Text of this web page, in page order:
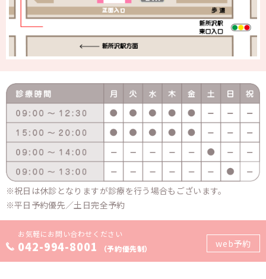
祝日は休診となりますが診療を行う場合もございます。
平日予約優先／土日完全予約
お気軽にお問い合わせください
042-994-8001 （予約優先制） web予約